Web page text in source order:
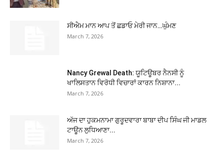
ਸੀਐਮ ਮਾਨ ਆਪ ਤੋਂ ਛਡਾਓ ਮੇਰੀ ਜਾਨ…ਘੁੰਮਣ
March 7, 2026
Nancy Grewal Death: ਯੂਟਿਊਬਰ ਨੈਨਸੀ ਨੂੰ
ਖਾਲਿਸਤਾਨ ਵਿਰੋਧੀ ਵਿਚਾਰਾਂ ਕਾਰਨ ਨਿਸ਼ਾਨਾ...
March 7, 2026
ਅੱਜ ਦਾ ਹੁਕਮਨਾਮਾ ਗੁਰੂਦਵਾਰਾ ਬਾਬਾ ਦੀਪ ਸਿੰਘ ਜੀ ਮਾਡਲ
ਟਾਊਨ ਲੁਧਿਆਣਾ...
March 7, 2026